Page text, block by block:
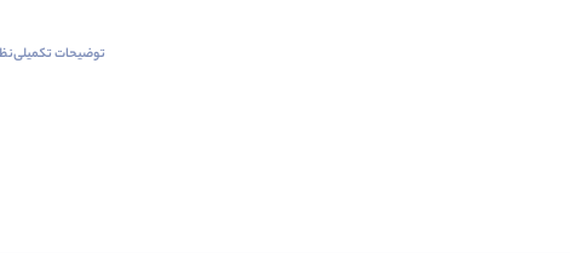
توضیحات تکمیلی